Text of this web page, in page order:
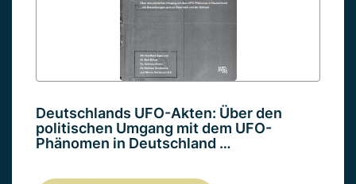
Deutschlands UFO-Akten: Über den
politischen Umgang mit dem UFO-
Phänomen in Deutschland …